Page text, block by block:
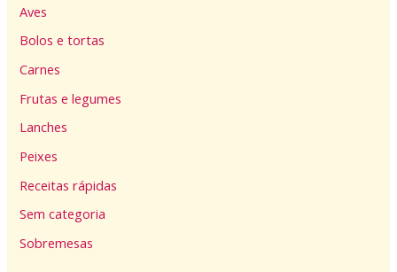
Aves
Bolos e tortas
Carnes
Frutas e legumes
Lanches
Peixes
Receitas rápidas
Sem categoria
Sobremesas